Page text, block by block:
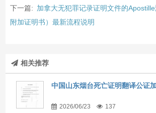
下一篇: 加拿大无犯罪记录证明文件的
附加证明书）最新流程说明
相关推荐
中国山东烟台死亡证明翻译公证
2026/06/23 137